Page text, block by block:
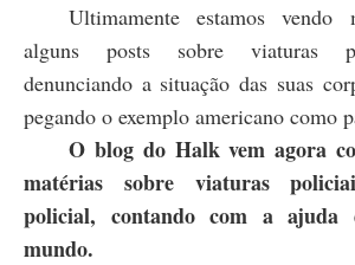
Ultimamente estamos
alguns posts sobre viaturas
denunciando a situação das suas
pegando o exemplo americano como
O blog do Halk vem agora
matérias sobre viaturas
policial, contando com a ajuda
mundo.